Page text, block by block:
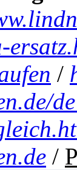
/
/